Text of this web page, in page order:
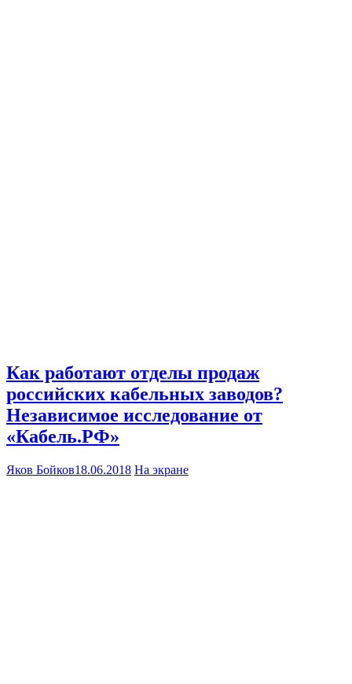
Как работают отделы продаж
российских кабельных заводов?
Независимое исследование от
«Кабель.РФ»
Яков Бойков18.06.2018 На экране